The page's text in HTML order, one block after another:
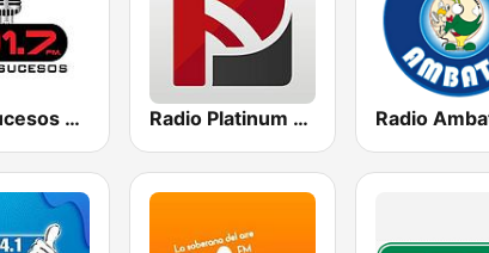
Radio Sucesos 101.7 FM Radio Platinum 90.9 FM